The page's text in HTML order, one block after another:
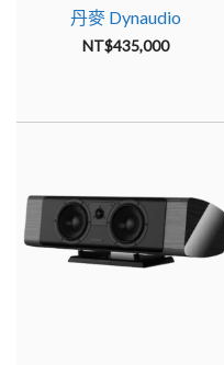
5.00
out of 5
丹麥 Dynaudio
NT$435,000